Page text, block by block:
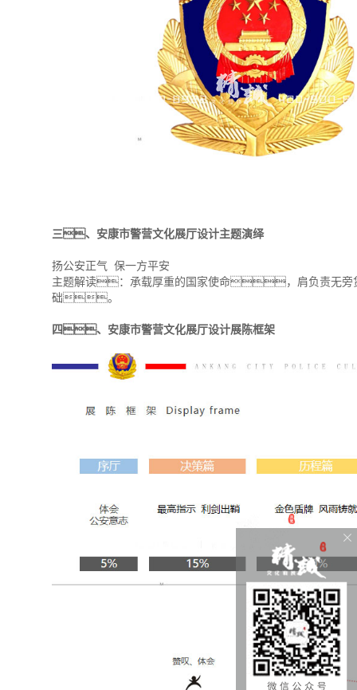
三、安康市警营文化展厅设计主题演绎
扬公安正气 保一方平安
主题解读：承载厚重的国家使命，肩负责无旁
础。
四、安康市警营文化展厅设计展陈框架